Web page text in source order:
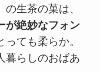
生茶の菓は、
が絶妙なフォン
ても柔らか。
暮らしのおばあ